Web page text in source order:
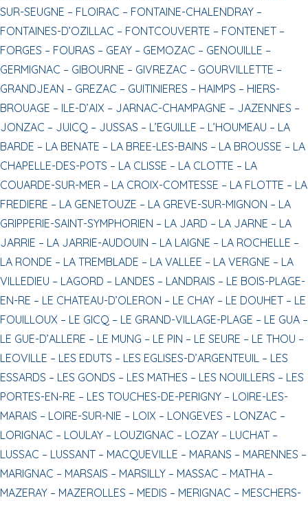
SUR-SEUGNE – FLOIRAC – FONTAINE-CHALENDRAY –
FONTAINES-D’OZILLAC – FONTCOUVERTE – FONTENET –
FORGES – FOURAS – GEAY – GEMOZAC – GENOUILLE –
GERMIGNAC – GIBOURNE – GIVREZAC – GOURVILLETTE –
GRANDJEAN – GREZAC – GUITINIERES – HAIMPS – HIERS-
BROUAGE – ILE-D’AIX – JARNAC-CHAMPAGNE – JAZENNES –
JONZAC – JUICQ – JUSSAS – L’EGUILLE – L’HOUMEAU – LA
BARDE – LA BENATE – LA BREE-LES-BAINS – LA BROUSSE – LA
CHAPELLE-DES-POTS – LA CLISSE – LA CLOTTE – LA
COUARDE-SUR-MER – LA CROIX-COMTESSE – LA FLOTTE – LA
FREDIERE – LA GENETOUZE – LA GREVE-SUR-MIGNON – LA
GRIPPERIE-SAINT-SYMPHORIEN – LA JARD – LA JARNE – LA
JARRIE – LA JARRIE-AUDOUIN – LA LAIGNE – LA ROCHELLE –
LA RONDE – LA TREMBLADE – LA VALLEE – LA VERGNE – LA
VILLEDIEU – LAGORD – LANDES – LANDRAIS – LE BOIS-PLAGE-
EN-RE – LE CHATEAU-D’OLERON – LE CHAY – LE DOUHET – LE
FOUILLOUX – LE GICQ – LE GRAND-VILLAGE-PLAGE – LE GUA –
LE GUE-D’ALLERE – LE MUNG – LE PIN – LE SEURE – LE THOU –
LEOVILLE – LES EDUTS – LES EGLISES-D’ARGENTEUIL – LES
ESSARDS – LES GONDS – LES MATHES – LES NOUILLERS – LES
PORTES-EN-RE – LES TOUCHES-DE-PERIGNY – LOIRE-LES-
MARAIS – LOIRE-SUR-NIE – LOIX – LONGEVES – LONZAC –
LORIGNAC – LOULAY – LOUZIGNAC – LOZAY – LUCHAT –
LUSSAC – LUSSANT – MACQUEVILLE – MARANS – MARENNES –
MARIGNAC – MARSAIS – MARSILLY – MASSAC – MATHA –
MAZERAY – MAZEROLLES – MEDIS – MERIGNAC – MESCHERS-